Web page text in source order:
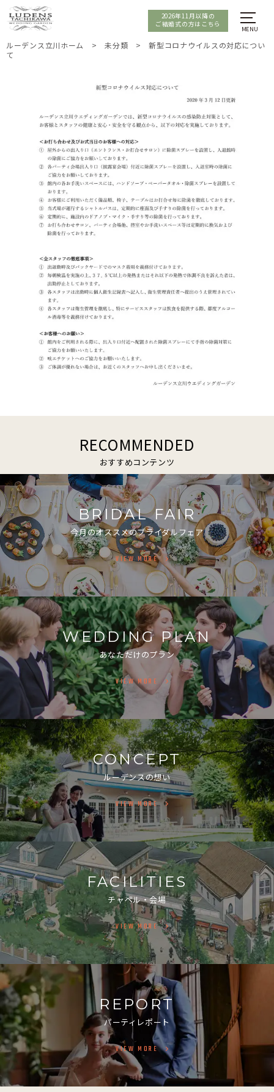
2026年11月以降の
ご結婚式の方はこちら
ルーデンス立川ホーム >未分類 >新型コロナウイルスの対応につい
て
RECOMMENDED
おすすめコンテンツ
BRIDAL FAIR
今月のオススメのブライダルフェア
VIEW MORE
WEDDING PLAN
あなただけのプラン
VIEW MORE
CONCEPT
ルーデンスの想い
VIEW MORE
FACILITIES
チャペル・会場
VIEW MORE
REPORT
パーティレポート
VIEW MORE